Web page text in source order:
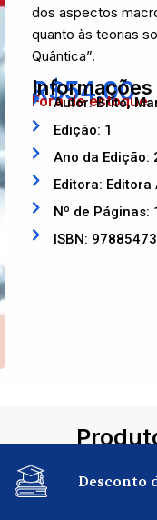
dos aspectos
quanto às teorias
Quântica”.
R$54,00
Fora de estoque
Informações
Autor: Brito,
Edição: 1
Ano da Edição:
Editora: Editora
Nº de Páginas:
ISBN:
Desconto